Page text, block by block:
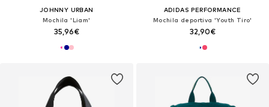
JOHNNY URBAN
Mochila 'Liam'
35,96€
ADIDAS PERFORMANCE
Mochila deportiva 'Youth Tiro'
32,90€